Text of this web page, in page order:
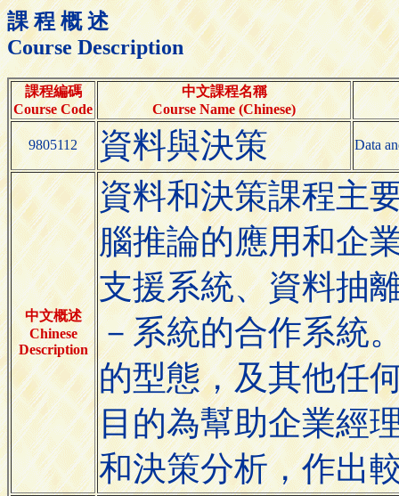
課 程 概 述
Course Description
課程編碼
Course Code
中文課程名稱
Course Name (Chinese)
9805112 資料與決策 Data
中文概述
Chinese
Description
資料和決策課程主
腦推論的應用和企
支援系統、資料抽
－系統的合作系統
的型態，及其他任
目的為幫助企業經
和決策分析，作出